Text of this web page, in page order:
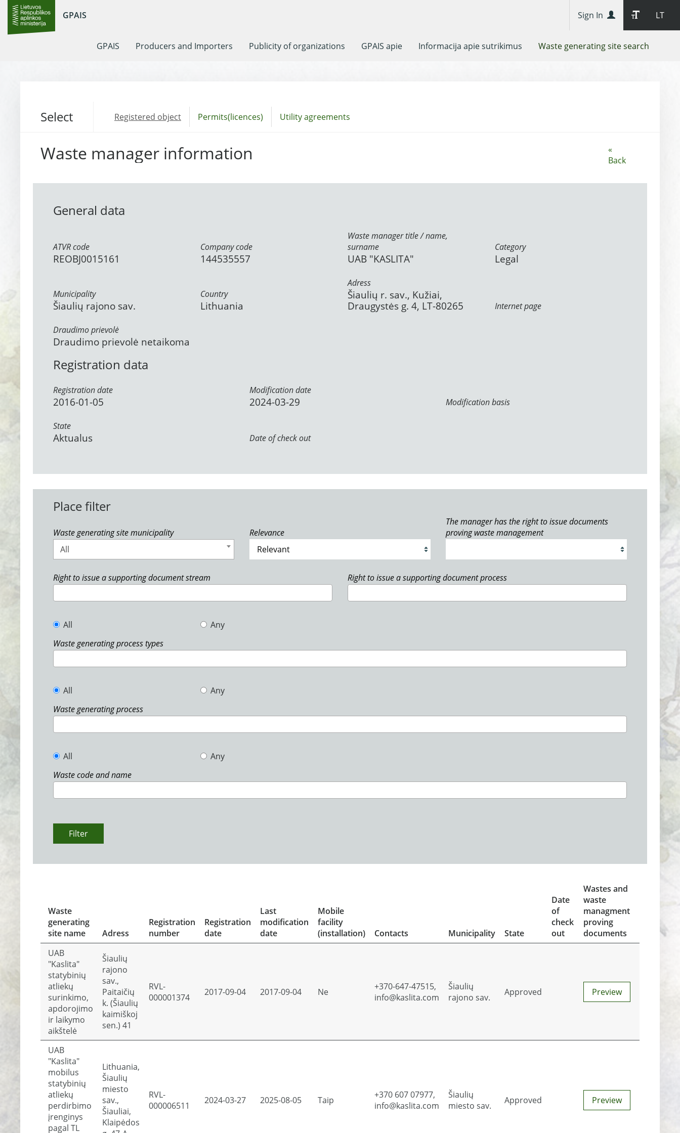
GPAIS LT
Sign In
GPAIS Producers and Importers Publicity of organizations GPAIS apie Informacija apie sutrikimus Waste generating site search
Select Registered object Permits(licences) Utility agreements
«
Back
Waste manager information
General data
ATVR code
REOBJ0015161
Company code
144535557
Waste manager title / name,
surname
UAB "KASLITA"
Category
Legal
Municipality
Šiaulių rajono sav.
Country
Lithuania
Adress
Šiaulių r. sav., Kužiai,
Draugystės g. 4, LT-80265
Internet page
Draudimo prievolė
Draudimo prievolė netaikoma
Registration data
Registration date
2016-01-05
Modification date
2024-03-29 Modification basis
State
Aktualus Date of check out
Place filter
Waste generating site municipality
All
Relevance
The manager has the right to issue documents
proving waste management
Right to issue a supporting document stream Right to issue a supporting document process
All
Any
Waste generating process types
All
Any
Waste generating process
All
Any
Waste code and name
Filter
Waste
generating
site name
Adress
Registration
number
Registration
date
Last
modification
date
Mobile
facility
(installation)
Contacts Municipality State
Date
of
check
out
Wastes and
waste
managment
proving
documents
UAB
"Kaslita"
statybinių
atliekų
surinkimo,
apdorojimo
ir laikymo
aikštelė
Šiaulių
rajono
sav.,
Paitaičių
k. (Šiaulių
kaimiškoj
sen.) 41
RVL-
000001374
2017-09-04 2017-09-04 Ne
+370-647-47515,
info@kaslita.com
Šiaulių
rajono sav.
Approved Preview
UAB
"Kaslita"
mobilus
statybinių
atliekų
perdirbimo
įrenginys
pagal TL
Lithuania,
Šiaulių
miesto
sav.,
Šiauliai,
Klaipėdos
RVL-
000006511
2024-03-27 2025-08-05 Taip
+370 607 07977,
info@kaslita.com
Šiaulių
miesto sav.
Approved Preview